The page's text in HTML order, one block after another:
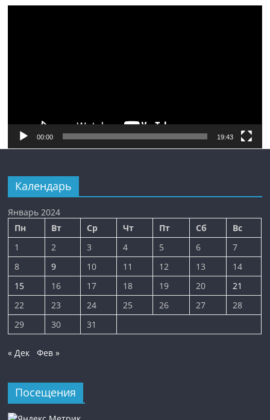
00:00 19:43
Календарь
Январь 2024
Пн
Вт Ср Чт Пт Сб
Вс
1
2 3 4 5 6
7
8
9 10 11 12 13
14
15
16 17 18 19 20
21
22
23 24 25 26 27
28
29
30 31
« Дек Фев »
Посещения